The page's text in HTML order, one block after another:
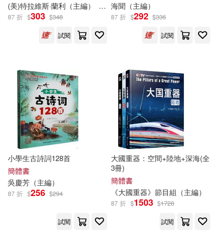
家電(200) 保健(101)
設計文具(1324)
無印良品(95)
日用清潔(273)
休閒生活(139)
婦幼生活(2737)
餐廚生活(773) 電子票證(31)
鞋包配件(3867) 票券(57)
中國標準出版社(708)
崔鍾雷（主編）(615)
萬志勇（主編）(546)
龔勛（主編）(513)
李永新（主編）(439)
HA(430)
楊文彬（主編）(424)
曲一線（主編）(396)
展開
出版社 (可複選)
科學出版社(13326)
機械工業出版社(12950)
高等教育出版社(11261)
人民衛生出版社(11149)
清華大學出版社(10933)
(美)特拉維斯·蘭利（主編） 劉可澄
87 折 $303 $348
試閱
海聞（主編）
87 折 $292 $336
試閱
小學生古詩詞128首
簡體書
吳慶芳（主編）
87 折 $256 $294
試閱
大國重器：空間+陸地+深海(全
3冊)
簡體書
《大國重器》節目組（主編）
87 折 $1503 $1728
試閱